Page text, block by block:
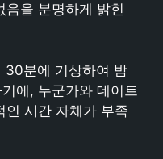
음을 분명하게 밝힌
30분에 기상하여 밤
에, 누군가와 데이트
인 시간 자체가 부족